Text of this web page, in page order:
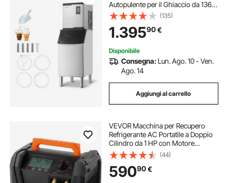
Autopulente per il Ghiaccio da 136
kg 24 Ore con Contenitore di
Stoccaggio in Acciaio Inox da 136
kg, con Touchscreen per Bar,
Caffetteria
(135)
1.39590€
Disponibile
Consegna: Lun. Ago. 10 - Ven.
Ago. 14
Aggiungi al carrello
VEVOR Macchina per Recupero
Refrigerante AC Portatile a Doppio
Cilindro da 1 HP con Motore
Brushless da 3000 Giri/min,
Strumento per Riciclaggio del
Refrigerante Freon per Autoveicoli
HVAC Domestico
(44)
59090€